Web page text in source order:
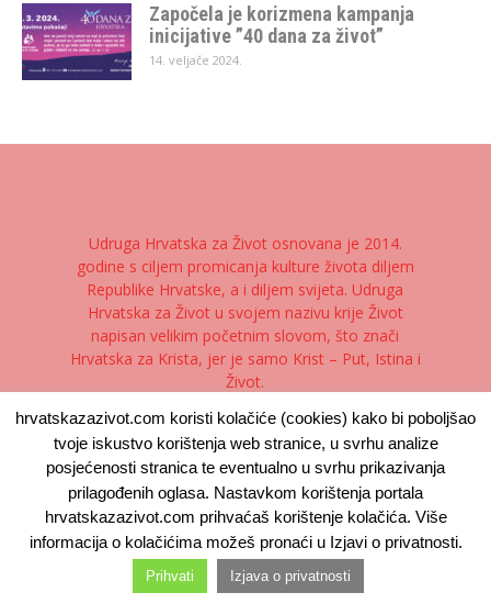
Započela je korizmena kampanja
inicijative ”40 dana za život”
14. veljače 2024.
Udruga Hrvatska za Život osnovana je 2014.
godine s ciljem promicanja kulture života diljem
Republike Hrvatske, a i diljem svijeta. Udruga
Hrvatska za Život u svojem nazivu krije Život
napisan velikim početnim slovom, što znači
Hrvatska za Krista, jer je samo Krist – Put, Istina i
Život.
Kontaktirajte nas:kontakt@hrvatskazazivot.com
Kontakt Izjava o privatnosti Uvjeti korištenja
© Hrvatska Za Život
hrvatskazazivot.com koristi kolačiće (cookies) kako bi poboljšao
tvoje iskustvo korištenja web stranice, u svrhu analize
posjećenosti stranica te eventualno u svrhu prikazivanja
prilagođenih oglasa. Nastavkom korištenja portala
hrvatskazazivot.com prihvaćaš korištenje kolačića. Više
informacija o kolačićima možeš pronaći u Izjavi o privatnosti.
Prihvati Izjava o privatnosti